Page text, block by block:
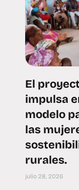
El
impulsa
modelo
las
rurales.
julio 28, 2026